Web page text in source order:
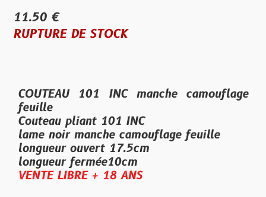
11.50 €
RUPTURE DE STOCK
COUTEAU 101 INC manche camouflage
feuille
Couteau pliant 101 INC
lame noir manche camouflage feuille
longueur ouvert 17.5cm
longueur fermée10cm
VENTE LIBRE + 18 ANS